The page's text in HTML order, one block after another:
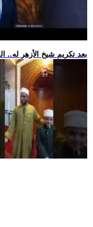
.. بعد تكريم شيخ الأزهر